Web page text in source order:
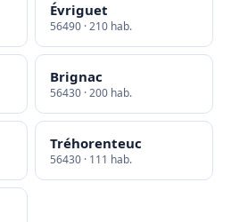
Évriguet
56490 · 210 hab.
Brignac
56430 · 200 hab.
Tréhorenteuc
56430 · 111 hab.